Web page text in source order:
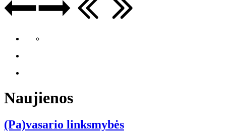
Naujienos
(Pa)vasario linksmybės